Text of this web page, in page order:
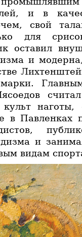
и в
свой
для
оставил
и
культ
в Павленках
и
видам